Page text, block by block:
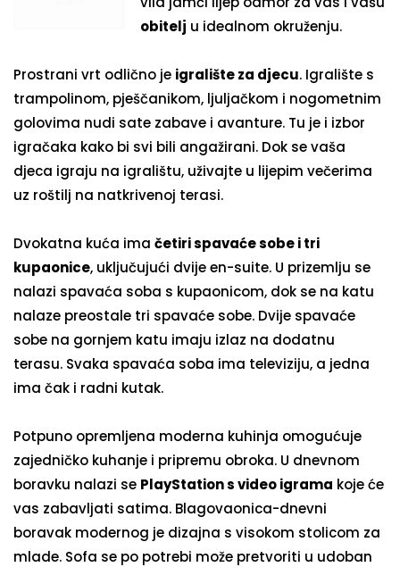
obitelj u idealnom okruženju.
Prostrani vrt odlično je igralište za djecu. Igralište s
trampolinom, pješčanikom, ljuljačkom i nogometnim
golovima nudi sate zabave i avanture. Tu je i izbor
igračaka kako bi svi bili angažirani. Dok se vaša
djeca igraju na igralištu, uživajte u lijepim večerima
uz roštilj na natkrivenoj terasi.
Dvokatna kuća ima četiri spavaće sobe i tri
kupaonice, uključujući dvije en-suite. U prizemlju se
nalazi spavaća soba s kupaonicom, dok se na katu
nalaze preostale tri spavaće sobe. Dvije spavaće
sobe na gornjem katu imaju izlaz na dodatnu
terasu. Svaka spavaća soba ima televiziju, a jedna
ima čak i radni kutak.
Potpuno opremljena moderna kuhinja omogućuje
zajedničko kuhanje i pripremu obroka. U dnevnom
boravku nalazi se PlayStation s video igrama koje će
vas zabavljati satima. Blagovaonica-dnevni
boravak modernog je dizajna s visokom stolicom za
mlade. Sofa se po potrebi može pretvoriti u udoban